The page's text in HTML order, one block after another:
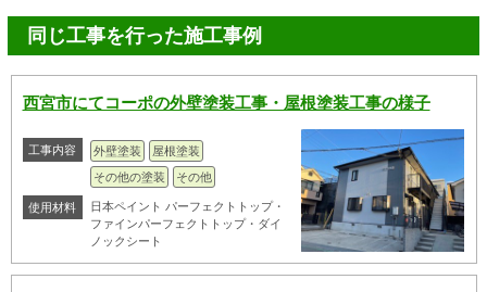
同じ工事を行った施工事例
西宮市にてコーポの外壁塗装工事・屋根塗装工事の様子
工事内容 外壁塗装
屋根塗装
その他の塗装
その他
使用材料
日本ペイント パーフェクトトップ・
ファインパーフェクトトップ・ダイ
ノックシート